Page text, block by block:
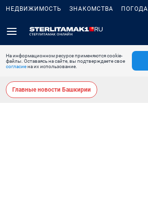
НЕДВИЖИМОСТЬ ЗНАКОМСТВА ПОГОДА
На информационном ресурсе применяются cookie-
файлы. Оставаясь на сайте, вы подтверждаете свое
согласиена их использование.
Главные новости Башкирии